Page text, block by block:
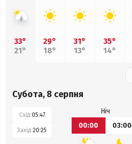
33°
21°
29°
18°
31°
13°
35°
14°
Субота, 8 серпня
Схід:05:47
Захід:20:25
Ніч
00:00
03:00